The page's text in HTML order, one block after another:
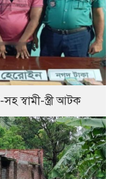
স্বামী-স্ত্রী আটক